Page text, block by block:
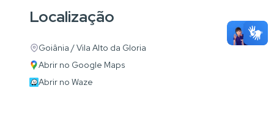
Localização
Goiânia / Vila Alto da Gloria
Abrir no Google Maps
Abrir no Waze